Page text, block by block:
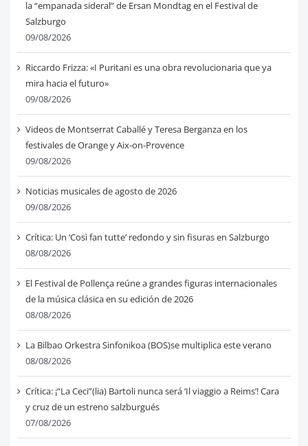
la “empanada sideral” de Ersan Mondtag en el Festival de
Salzburgo
09/08/2026
Riccardo Frizza: «I Puritani es una obra revolucionaria que ya
mira hacia el futuro»
09/08/2026
Videos de Montserrat Caballé y Teresa Berganza en los
festivales de Orange y Aix-on-Provence
09/08/2026
Noticias musicales de agosto de 2026
09/08/2026
Crítica: Un ‘Così fan tutte’ redondo y sin fisuras en Salzburgo
08/08/2026
El Festival de Pollença reúne a grandes figuras internacionales
de la música clásica en su edición de 2026
08/08/2026
La Bilbao Orkestra Sinfonikoa (BOS)se multiplica este verano
08/08/2026
Crítica: ¡“La Ceci”(lia) Bartoli nunca será ‘Il viaggio a Reims’! Cara
y cruz de un estreno salzburgués
07/08/2026